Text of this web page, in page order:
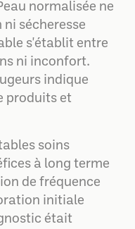
normalisée ne
ni sécheresse
s'établit entre
ni inconfort.
indique
produits et
soins
à long terme
de fréquence
initiale
était